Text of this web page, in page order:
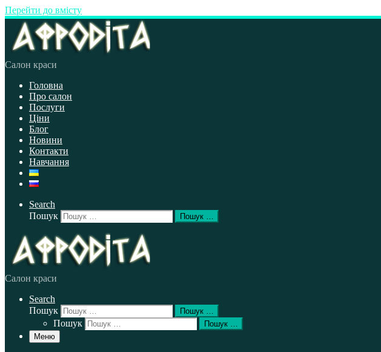
Перейти до вмісту
Салон краси
Головна
Про салон
Послуги
Ціни
Блог
Новини
Контакти
Навчання
Search
Пошук
Пошук …
Салон краси
Search
Пошук
Пошук …
Пошук
Пошук …
Меню